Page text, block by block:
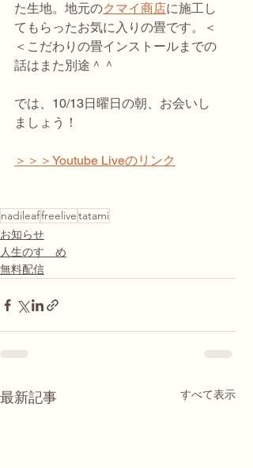
た生地。地元のクマイ商店に施工し
てもらったお気に入りの畳です。＜
＜こだわりの畳インストールまでの
話はまた別途＾＾
では、10/13日曜日の朝、お会いし
ましょう！
＞＞＞Youtube Liveのリンク
nadileaffreelivetatami
お知らせ
人生のすゝめ
無料配信
最新記事 すべて表示